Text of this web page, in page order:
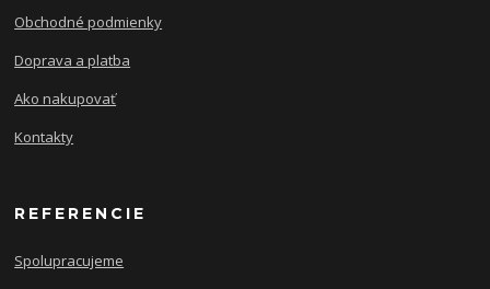
Obchodné podmienky
Doprava a platba
Ako nakupovať
Kontakty
REFERENCIE
Spolupracujeme